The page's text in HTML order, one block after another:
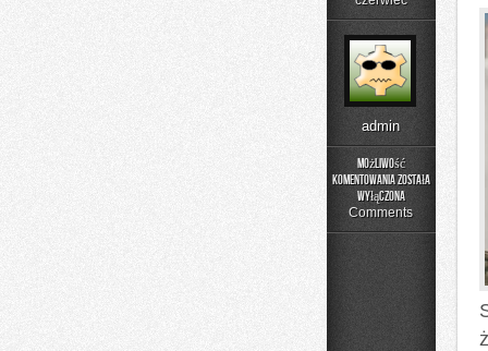
admin
Możliwość
komentowania
Czytelnicze
Artykuły
została
wyłączona
Comments